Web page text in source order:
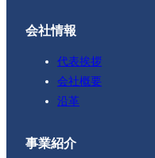
会社情報
代表挨拶
会社概要
沿革
事業紹介